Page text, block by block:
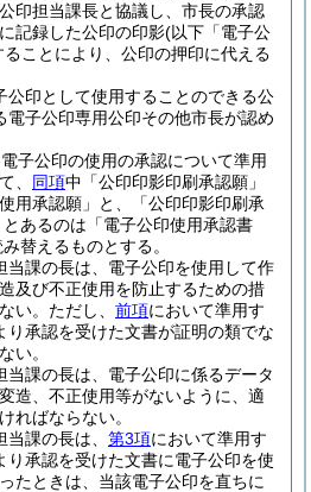
印担当課長と協議し、市長の承認
記録した公印の印影(以下「電子公
ることにより、公印の押印に代える
公印として使用することのできる公
電子公印専用公印その他市長が認め
子公印の使用の承認について準用
、 同項中「公印印影印刷承認願」
用承認願」と、「公印印影印刷承
とあるのは「電子公印使用承認書
み替えるものとする。
当課の長は、電子公印を使用して作
及び不正使用を防止するための措
い。 ただし、 前項において準用す
り承認を受けた文書が証明の類でな
い。
当課の長は、電子公印に係るデータ
造、不正使用等がないように、適
ればならない。
課の長は、 第3項において準用す
り承認を受けた文書に電子公印を使
たときは、当該電子公印を直ちに